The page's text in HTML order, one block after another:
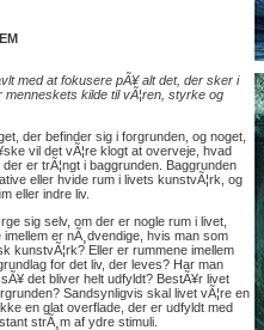
med at fokusere pÃ¥ alt det, der sker i
kilde til vÃ¦ren, styrke og
der befinder sig i forgrunden, og noget,
vil det vÃ¦re klogt at overveje, hvad
er trÃ¦ngt i baggrunden. Baggrunden
eller hvide rum i livets kunstvÃ¦rk, og
eller indre liv.
sig selv, om der er nogle rum i livet,
er nÃ¸dvendige, hvis man som
kunstvÃ¦rk? Eller er rummene imellem
for det liv, der leves? Har man
det bliver helt udfyldt? BestÃ¥r livet
Sandsynligvis skal livet vÃ¦re en
en glat overflade, der er udfyldt med
strÃ¸m af ydre stimuli.